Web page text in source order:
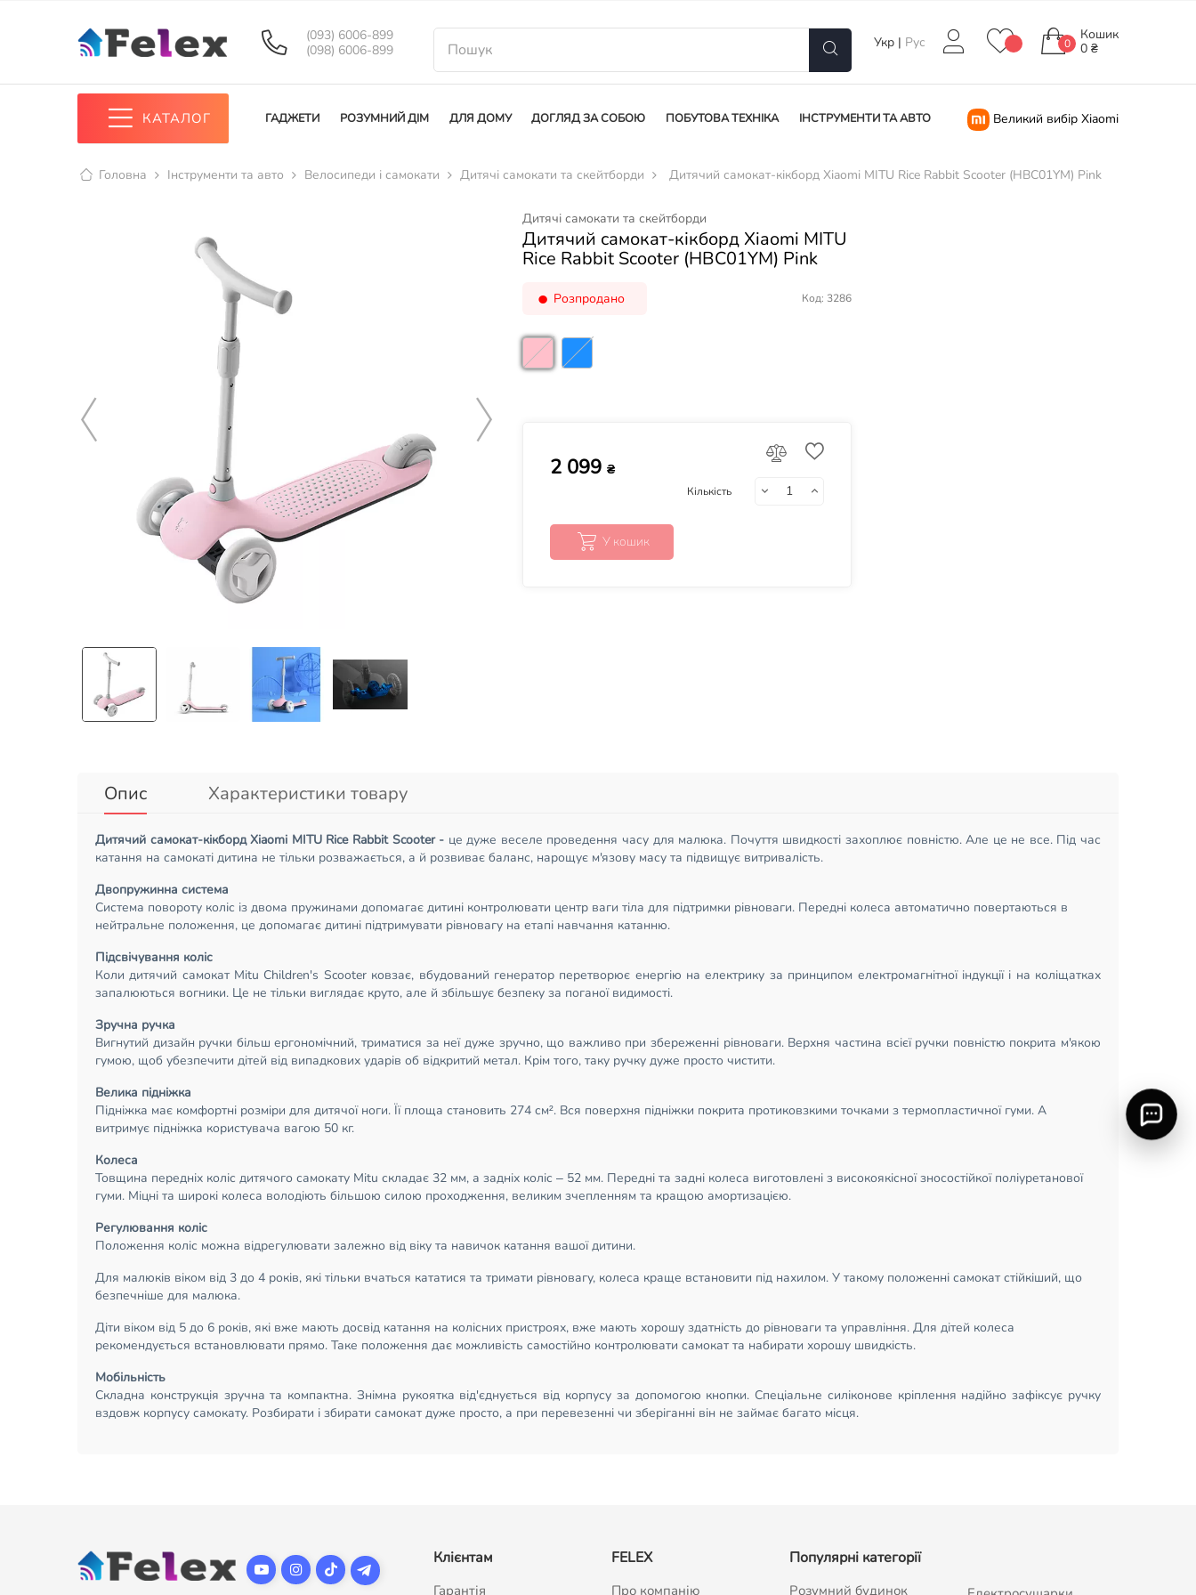
(093) 6006-899
(098) 6006-899
Укр | Рус 0
Кошик
0 ₴
КАТАЛОГ ГАДЖЕТИ РОЗУМНИЙ ДІМ ДЛЯ ДОМУ ДОГЛЯД ЗА СОБОЮ ПОБУТОВА ТЕХНІКА ІНСТРУМЕНТИ ТА АВТО Великий вибір Xiaomi
Головна Інструменти та авто Велосипеди і самокати Дитячі самокати та скейтборди Дитячий самокат-кікборд Xiaomi MITU Rice Rabbit Scooter (HBC01YM) Pink
Дитячі самокати та скейтборди
Дитячий самокат-кікборд Xiaomi MITU
Rice Rabbit Scooter (HBC01YM) Pink
Розпродано Код: 3286
2 099 ₴
Кількість
У кошик
Опис Характеристики товару
Дитячий самокат-кікборд Xiaomi MITU Rice Rabbit Scooter - це дуже веселе проведення часу для малюка. Почуття швидкості захоплює повністю. Але це не все. Під час
катання на самокаті дитина не тільки розважається, а й розвиває баланс, нарощує м'язову масу та підвищує витривалість.
Двопружинна система
Система повороту коліс із двома пружинами допомагає дитині контролювати центр ваги тіла для підтримки рівноваги. Передні колеса автоматично повертаються в
нейтральне положення, це допомагає дитині підтримувати рівновагу на етапі навчання катанню.
Підсвічування коліс
Коли дитячий самокат Mitu Children's Scooter ковзає, вбудований генератор перетворює енергію на електрику за принципом електромагнітної індукції і на коліщатках
запалюються вогники. Це не тільки виглядає круто, але й збільшує безпеку за поганої видимості.
Зручна ручка
Вигнутий дизайн ручки більш ергономічний, триматися за неї дуже зручно, що важливо при збереженні рівноваги. Верхня частина всієї ручки повністю покрита м'якою
гумою, щоб убезпечити дітей від випадкових ударів об відкритий метал. Крім того, таку ручку дуже просто чистити.
Велика підніжка
Підніжка має комфортні розміри для дитячої ноги. Її площа становить 274 см². Вся поверхня підніжки покрита протиковзкими точками з термопластичної гуми. А
витримує підніжка користувача вагою 50 кг.
Колеса
Товщина передніх коліс дитячого самокату Mitu складає 32 мм, а задніх коліс – 52 мм. Передні та задні колеса виготовлені з високоякісної зносостійкої поліуретанової
гуми. Міцні та широкі колеса володіють більшою силою проходження, великим зчепленням та кращою амортизацією.
Регулювання коліс
Положення коліс можна відрегулювати залежно від віку та навичок катання вашої дитини.
Для малюків віком від 3 до 4 років, які тільки вчаться кататися та тримати рівновагу, колеса краще встановити під нахилом. У такому положенні самокат стійкіший, що
безпечніше для малюка.
Діти віком від 5 до 6 років, які вже мають досвід катання на колісних пристроях, вже мають хорошу здатність до рівноваги та управління. Для дітей колеса
рекомендується встановлювати прямо. Таке положення дає можливість самостійно контролювати самокат та набирати хорошу швидкість.
Мобільність
Складна конструкція зручна та компактна. Знімна рукоятка від'єднується від корпусу за допомогою кнопки. Спеціальне силіконове кріплення надійно зафіксує ручку
вздовж корпусу самокату. Розбирати і збирати самокат дуже просто, а при перевезенні чи зберіганні він не займає багато місця.
Клієнтам
Гарантія
FELEX
Про компанію
Популярні категорії
Розумний будинок